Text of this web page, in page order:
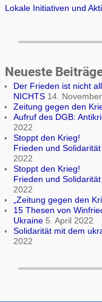
Lokale Initiativen und
Neueste
Der Frieden ist nicht
NICHTS 14.
Zeitung gegen den
Aufruf des DGB:
2022
Stoppt den Krieg!
Frieden und
2022
Stoppt den Krieg!
Frieden und
2022
„Zeitung gegen den
15 Thesen von
Ukraine 5. April 2022
Solidarität mit dem
2022